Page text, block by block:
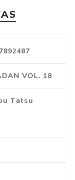
VOL. 18
Tatsu